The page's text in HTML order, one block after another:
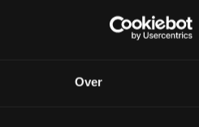
Over
Alles voor jouw
bestelling